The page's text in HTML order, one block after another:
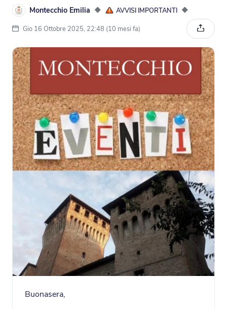
Montecchio Emilia ◆ AVVISI IMPORTANTI ◆
Gio 16 Ottobre 2025, 22:48 (10 mesi fa)
Buonasera,